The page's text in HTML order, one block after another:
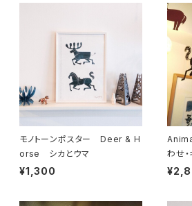
モノトーンポスター Deer & H
orse シカとウマ
¥1,300
わせ・
クダ・